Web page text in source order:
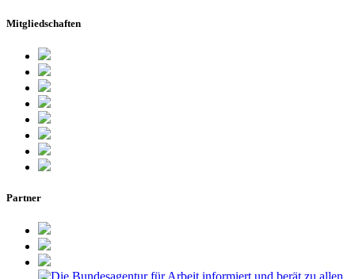
Mitgliedschaften
Partner